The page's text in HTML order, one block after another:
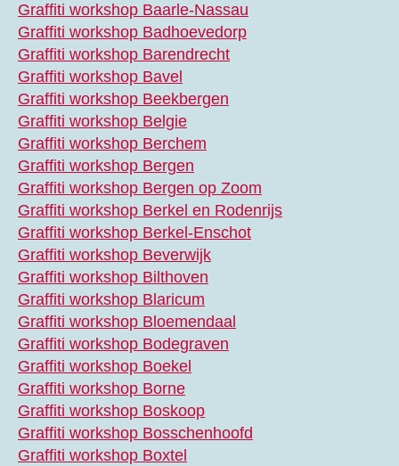
Graffiti workshop Baarle-Nassau
Graffiti workshop Badhoevedorp
Graffiti workshop Barendrecht
Graffiti workshop Bavel
Graffiti workshop Beekbergen
Graffiti workshop Belgie
Graffiti workshop Berchem
Graffiti workshop Bergen
Graffiti workshop Bergen op Zoom
Graffiti workshop Berkel en Rodenrijs
Graffiti workshop Berkel-Enschot
Graffiti workshop Beverwijk
Graffiti workshop Bilthoven
Graffiti workshop Blaricum
Graffiti workshop Bloemendaal
Graffiti workshop Bodegraven
Graffiti workshop Boekel
Graffiti workshop Borne
Graffiti workshop Boskoop
Graffiti workshop Bosschenhoofd
Graffiti workshop Boxtel